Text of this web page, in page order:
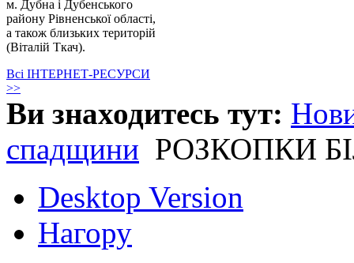
м. Дубна і Дубенського
району Рівненської області,
а також близьких територій
(Віталій Ткач).
Всі ІНТЕРНЕТ-РЕСУРСИ
>>
Ви знаходитесь тут:
спадщини РОЗКОПКИ
Desktop Version
Нагору